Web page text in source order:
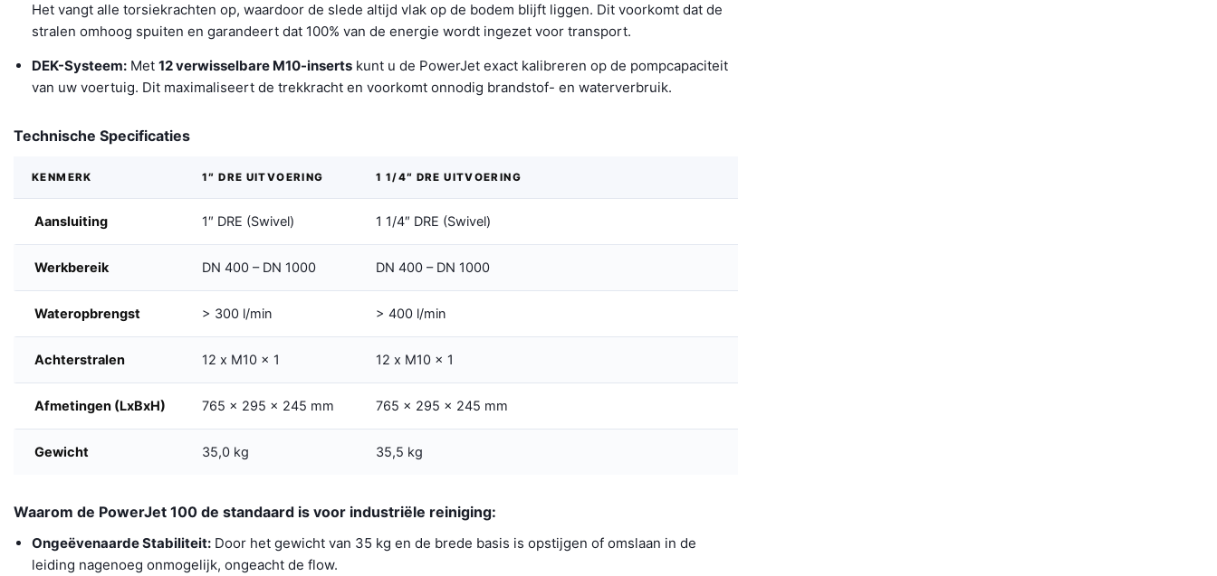
Het vangt alle torsiekrachten op, waardoor de slede altijd vlak op de bodem blijft liggen. Dit voorkomt dat de
stralen omhoog spuiten en garandeert dat 100% van de energie wordt ingezet voor transport.
DEK-Systeem: Met 12 verwisselbare M10-inserts kunt u de PowerJet exact kalibreren op de pompcapaciteit
van uw voertuig. Dit maximaliseert de trekkracht en voorkomt onnodig brandstof- en waterverbruik.
Technische Specificaties
KENMERK 1″ DRE UITVOERING 1 1/4″ DRE UITVOERING
Aansluiting 1″ DRE (Swivel) 1 1/4″ DRE (Swivel)
Werkbereik DN 400 – DN 1000 DN 400 – DN 1000
Wateropbrengst > 300 l/min > 400 l/min
Achterstralen 12 x M10 x 1 12 x M10 x 1
Afmetingen (LxBxH) 765 x 295 x 245 mm 765 x 295 x 245 mm
Gewicht 35,0 kg 35,5 kg
Waarom de PowerJet 100 de standaard is voor industriële reiniging:
Ongeëvenaarde Stabiliteit: Door het gewicht van 35 kg en de brede basis is opstijgen of omslaan in de
leiding nagenoeg onmogelijk, ongeacht de flow.